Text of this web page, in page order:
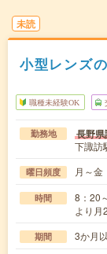
未読
小型レンズ
職種未経験OK
勤務地 長野
下諏訪
曜日頻度 月～金
時間
8：20
より月
期間 3か月